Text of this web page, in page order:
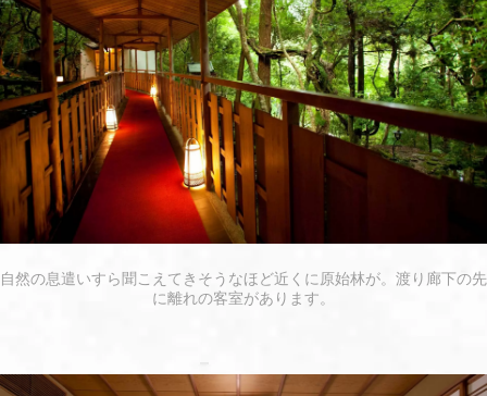
自然の息遣いすら聞こえてきそうなほど近くに原始林が。渡り廊下の先
に離れの客室があります。